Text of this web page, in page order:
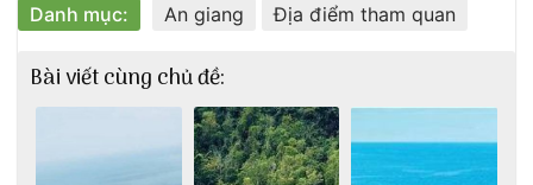
Danh mục: An giang Địa điểm tham quan
Bài viết cùng chủ đề: